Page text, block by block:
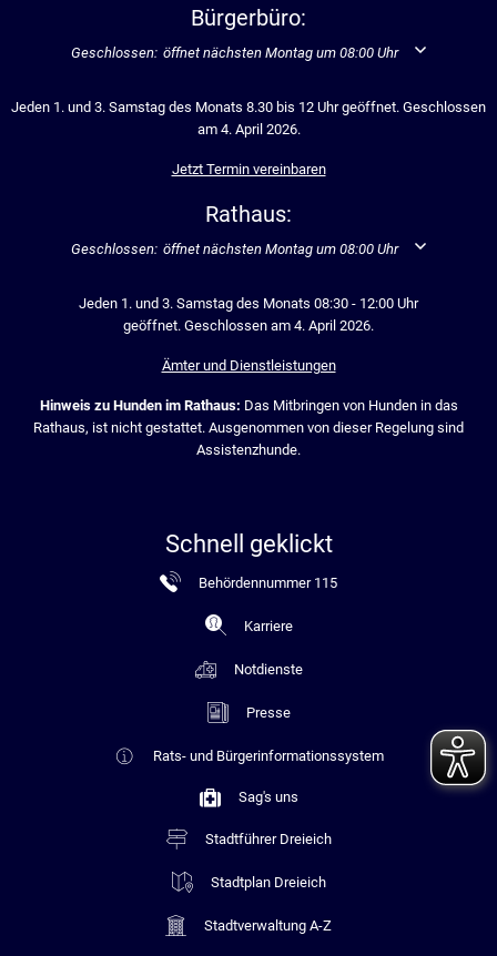
Bürgerbüro:
Klicken, um weitere Öffnungs- oder Schließzeiten auszublenden
Geschlossen: öffnet nächsten Montag um 08:00 Uhr
Jeden 1. und 3. Samstag des Monats 8.30 bis 12 Uhr geöffnet. Geschlossen
am 4. April 2026.
Jetzt Termin vereinbaren
Rathaus:
Klicken, um weitere Öffnungs- oder Schließzeiten auszublenden
Geschlossen: öffnet nächsten Montag um 08:00 Uhr
Jeden 1. und 3. Samstag des Monats 08:30 - 12:00 Uhr
geöffnet. Geschlossen am 4. April 2026.
Ämter und Dienstleistungen
Hinweis zu Hunden im Rathaus: Das Mitbringen von Hunden in das
Rathaus, ist nicht gestattet. Ausgenommen von dieser Regelung sind
Assistenzhunde.
Schnell geklickt
Behördennummer 115
Karriere
Notdienste
Presse
Rats- und Bürgerinformationssystem
Sag's uns
Stadtführer Dreieich
Stadtplan Dreieich
Stadtverwaltung A-Z